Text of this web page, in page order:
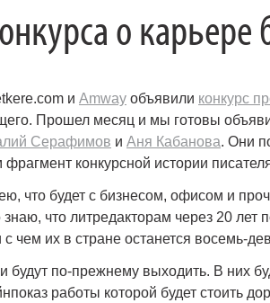
о
и Amway объявили конкурс
Прошел месяц и мы готовы
Серафимов и Аня Кабанова. Они
конкурсной истории
что будет с бизнесом, офисом и
знаю, что литредакторам через 20 лет
с чем их в стране останется восемь-
будут по-прежнему выходить. В них
работы которой будет стоить